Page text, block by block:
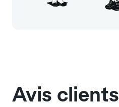
Avis clients